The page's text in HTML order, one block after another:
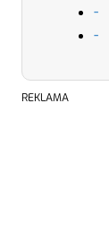
REKLAMA